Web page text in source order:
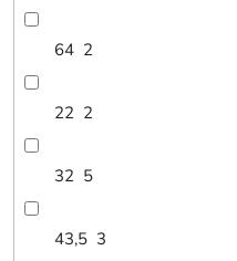
64 2
22 2
32 5
43,5 3